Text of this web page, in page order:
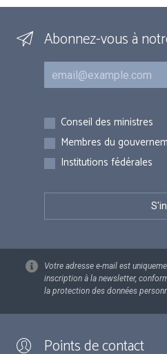
Abonnez-vous à
Courriel
Inscriptions
Conseil des ministres
Membres du
Institutions fédérales
Votre adresse e-mail est
inscription à la newsletter,
la protection des données
Points de contact